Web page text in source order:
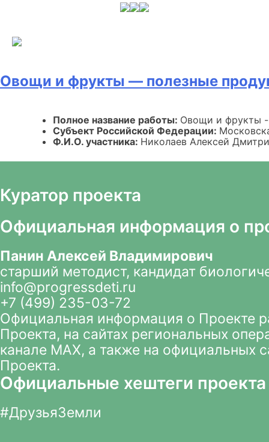
Овощи и фрукты — полезные
Полное название работы: Овощи и фрукты -
Субъект Российской Федерации:
Ф.И.О. участника: Николаев Алексей
Куратор проекта
Официальная информация о
Панин Алексей Владимирович
старший методист, кандидат
info@progressdeti.ru
+7 (499) 235-03-72
Официальная информация о Проекте
Проекта, на сайтах региональных
канале MAX, а также на официальных
Проекта.
Официальные хештеги проекта
#ДрузьяЗемли